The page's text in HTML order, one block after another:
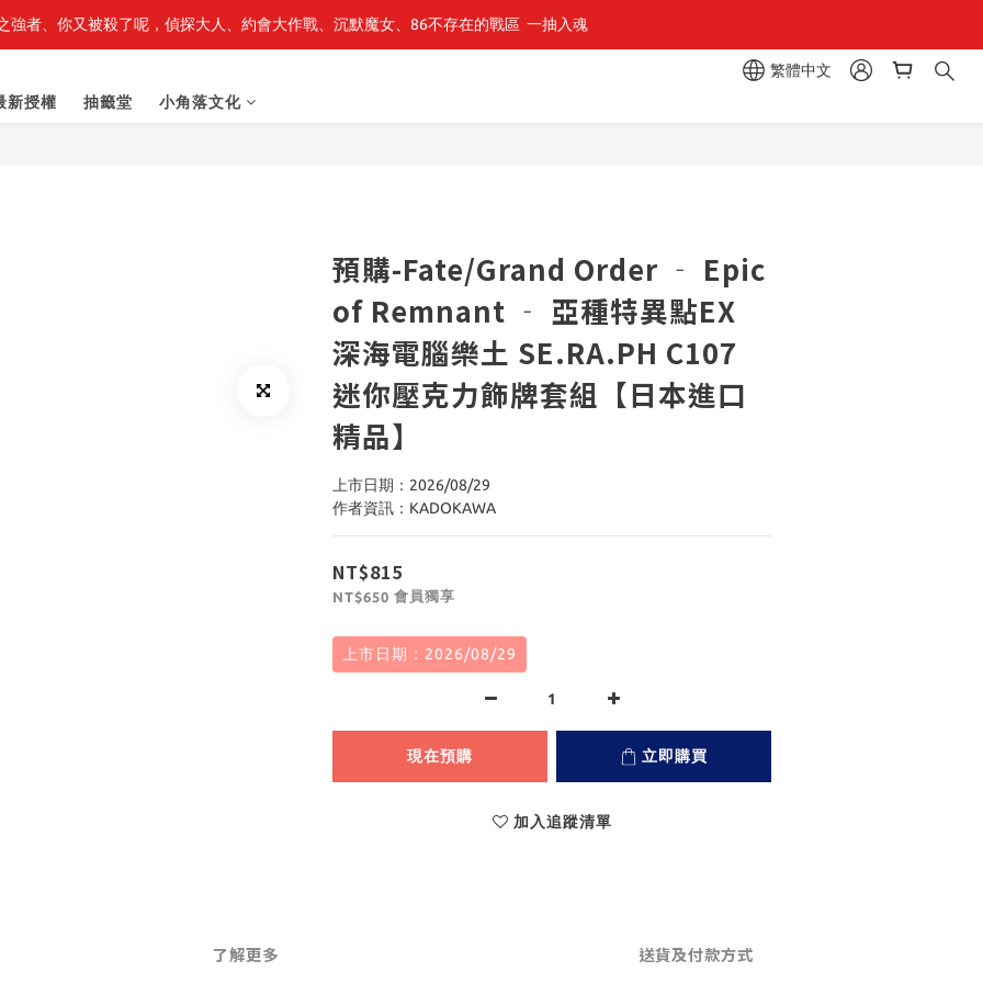
生史萊姆】系列書展🌟系列小說 79 折，滿$389送「完節紀念明信片組」
強者、你又被殺了呢，偵探大人、約會大作戰、沉默魔女、86不存在的戰區  一抽入魂
繁體中文
新授權
抽籤堂 小角落文化
預購-Fate/Grand Order ‐ Epic
of Remnant ‐ 亞種特異點EX
深海電腦樂土 SE.RA.PH C107
迷你壓克力飾牌套組【日本進口
精品】
上市日期：2026/08/29
作者資訊：KADOKAWA
NT$815
NT$650 會員獨享
上市日期：2026/08/29
現在預購 立即購買
加入追蹤清單
了解更多 送貨及付款方式